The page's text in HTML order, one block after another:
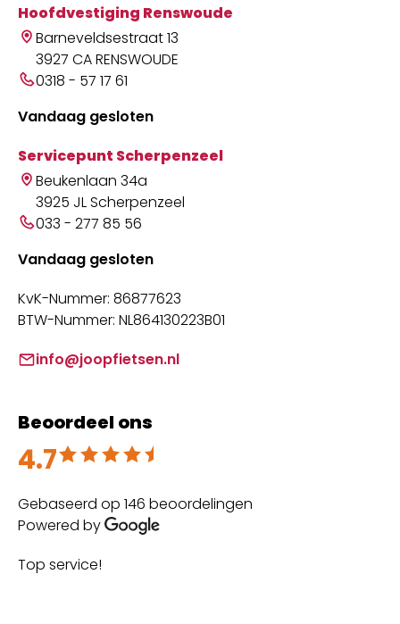
Hoofdvestiging Renswoude
Barneveldsestraat 13
3927 CA RENSWOUDE
0318 - 57 17 61
Vandaag gesloten
Servicepunt Scherpenzeel
Beukenlaan 34a
3925 JL Scherpenzeel
033 - 277 85 56
Vandaag gesloten
KvK-Nummer: 86877623
BTW-Nummer: NL864130223B01
info@joopfietsen.nl
Beoordeel ons
4.7
Beoordeeld met 4.7 uit 5
Gebaseerd op 146 beoordelingen
Powered by
Top service!